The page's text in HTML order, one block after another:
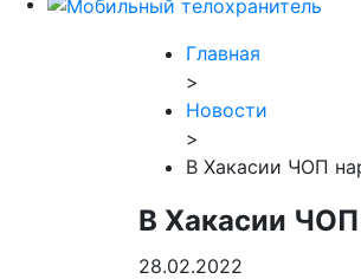
Главная
>
Новости
>
В Хакасии ЧОП
В Хакасии ЧОП
28.02.2022